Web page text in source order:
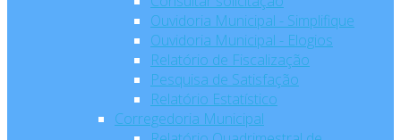
Ouvidoria Municipal - Simplifique
Ouvidoria Municipal - Elogios
Relatório de Fiscalização
Pesquisa de Satisfação
Relatório Estatístico
Corregedoria Municipal